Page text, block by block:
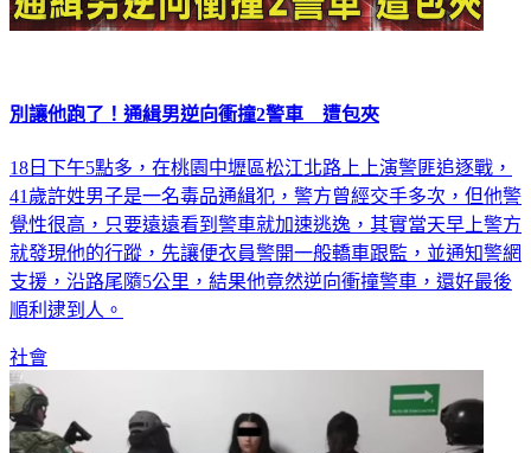
別讓他跑了！通緝男逆向衝撞2警車 遭包夾
18日下午5點多，在桃園中壢區松江北路上上演警匪追逐戰，
41歲許姓男子是一名毒品通緝犯，警方曾經交手多次，但他警
覺性很高，只要遠遠看到警車就加速逃逸，其實當天早上警方
就發現他的行蹤，先讓便衣員警開一般轎車跟監，並通知警網
支援，沿路尾隨5公里，結果他竟然逆向衝撞警車，還好最後
順利逮到人。
社會